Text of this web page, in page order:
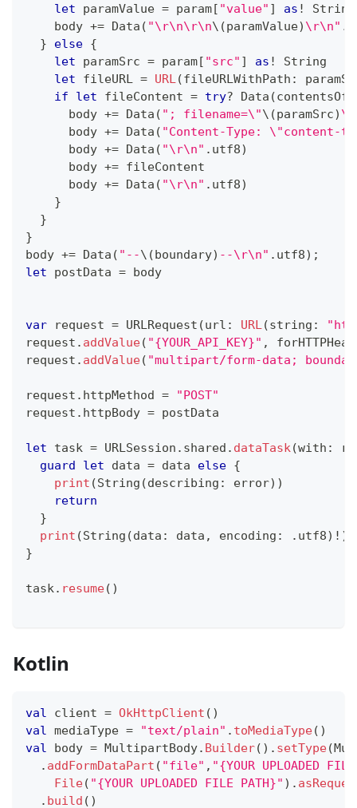
let paramValue = param[ "value" ] as !
String
    body
+= Data ( "\r\n\r\n\(paramValue) \r\n" .
}
else {
let paramSrc = param[ "src" ] as !
String
let fileURL = URL (fileURLWithPath :
if
let fileContent = try? Data (contentsOf
      body
+= Data ( "; filename=\"\(paramSrc)
      body
+= Data ( "Content-Type: \"content-
      body
+= Data ( "\r\n" . utf8)
      body
+= fileContent
      body
+= Data ( "\r\n" . utf8)
}
}
}
body += Data ( "--\(boundary) --\r\n" . utf8) ;
let postData = body
var request = URLRequest (url : URL (string :
request . addValue( "{YOUR_API_KEY}" ,
request . addValue( "multipart/form-data;
request . httpMethod =
"POST"
request . httpBody = postData
let task = URLSession . shared . dataTask (with :
guard
let data = data else {
print (String (describing : error) )
return
}
print (String (data : data , encoding : . utf8) ! )
}
task . resume( )
Kotlin
val client = OkHttpClient ( )
val
mediaType = "text/plain" . toMediaType( )
val
body = MultipartBody. Builder( ) . setType(
. addFormDataPart ( "file" , "{YOUR UPLOADED
File( "{YOUR UPLOADED FILE PATH}" ) .
. build ( )